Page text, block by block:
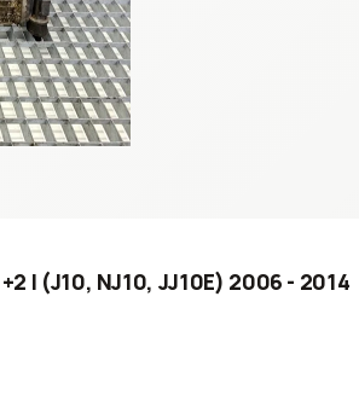
I (J10, NJ10, JJ10E) 2006 - 2014